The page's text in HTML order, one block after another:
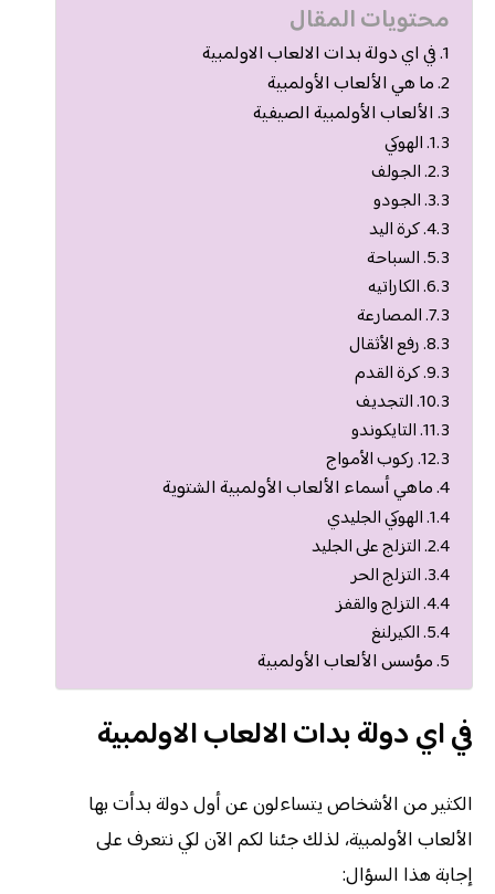
محتويات المقال
في اي دولة بدات الالعاب الاولمبية
ما هي الألعاب الأولمبية
الألعاب الأولمبية الصيفية
الهوكي
الجولف
الجودو
كرة اليد
السباحة
الكاراتيه
المصارعة
رفع الأثقال
كرة القدم
التجديف
التايكوندو
ركوب الأمواج
ماهي أسماء الألعاب الأولمبية الشتوية
الهوكي الجليدي
التزلج على الجليد
التزلج الحر
التزلج والقفز
الكيرلنغ
مؤسس الألعاب الأولمبية
في اي دولة بدات الالعاب الاولمبية
الكثير من الأشخاص يتساءلون عن أول دولة بدأت بها
الألعاب الأولمبية، لذلك جئنا لكم الآن لكي نتعرف على
إجابة هذا السؤال: